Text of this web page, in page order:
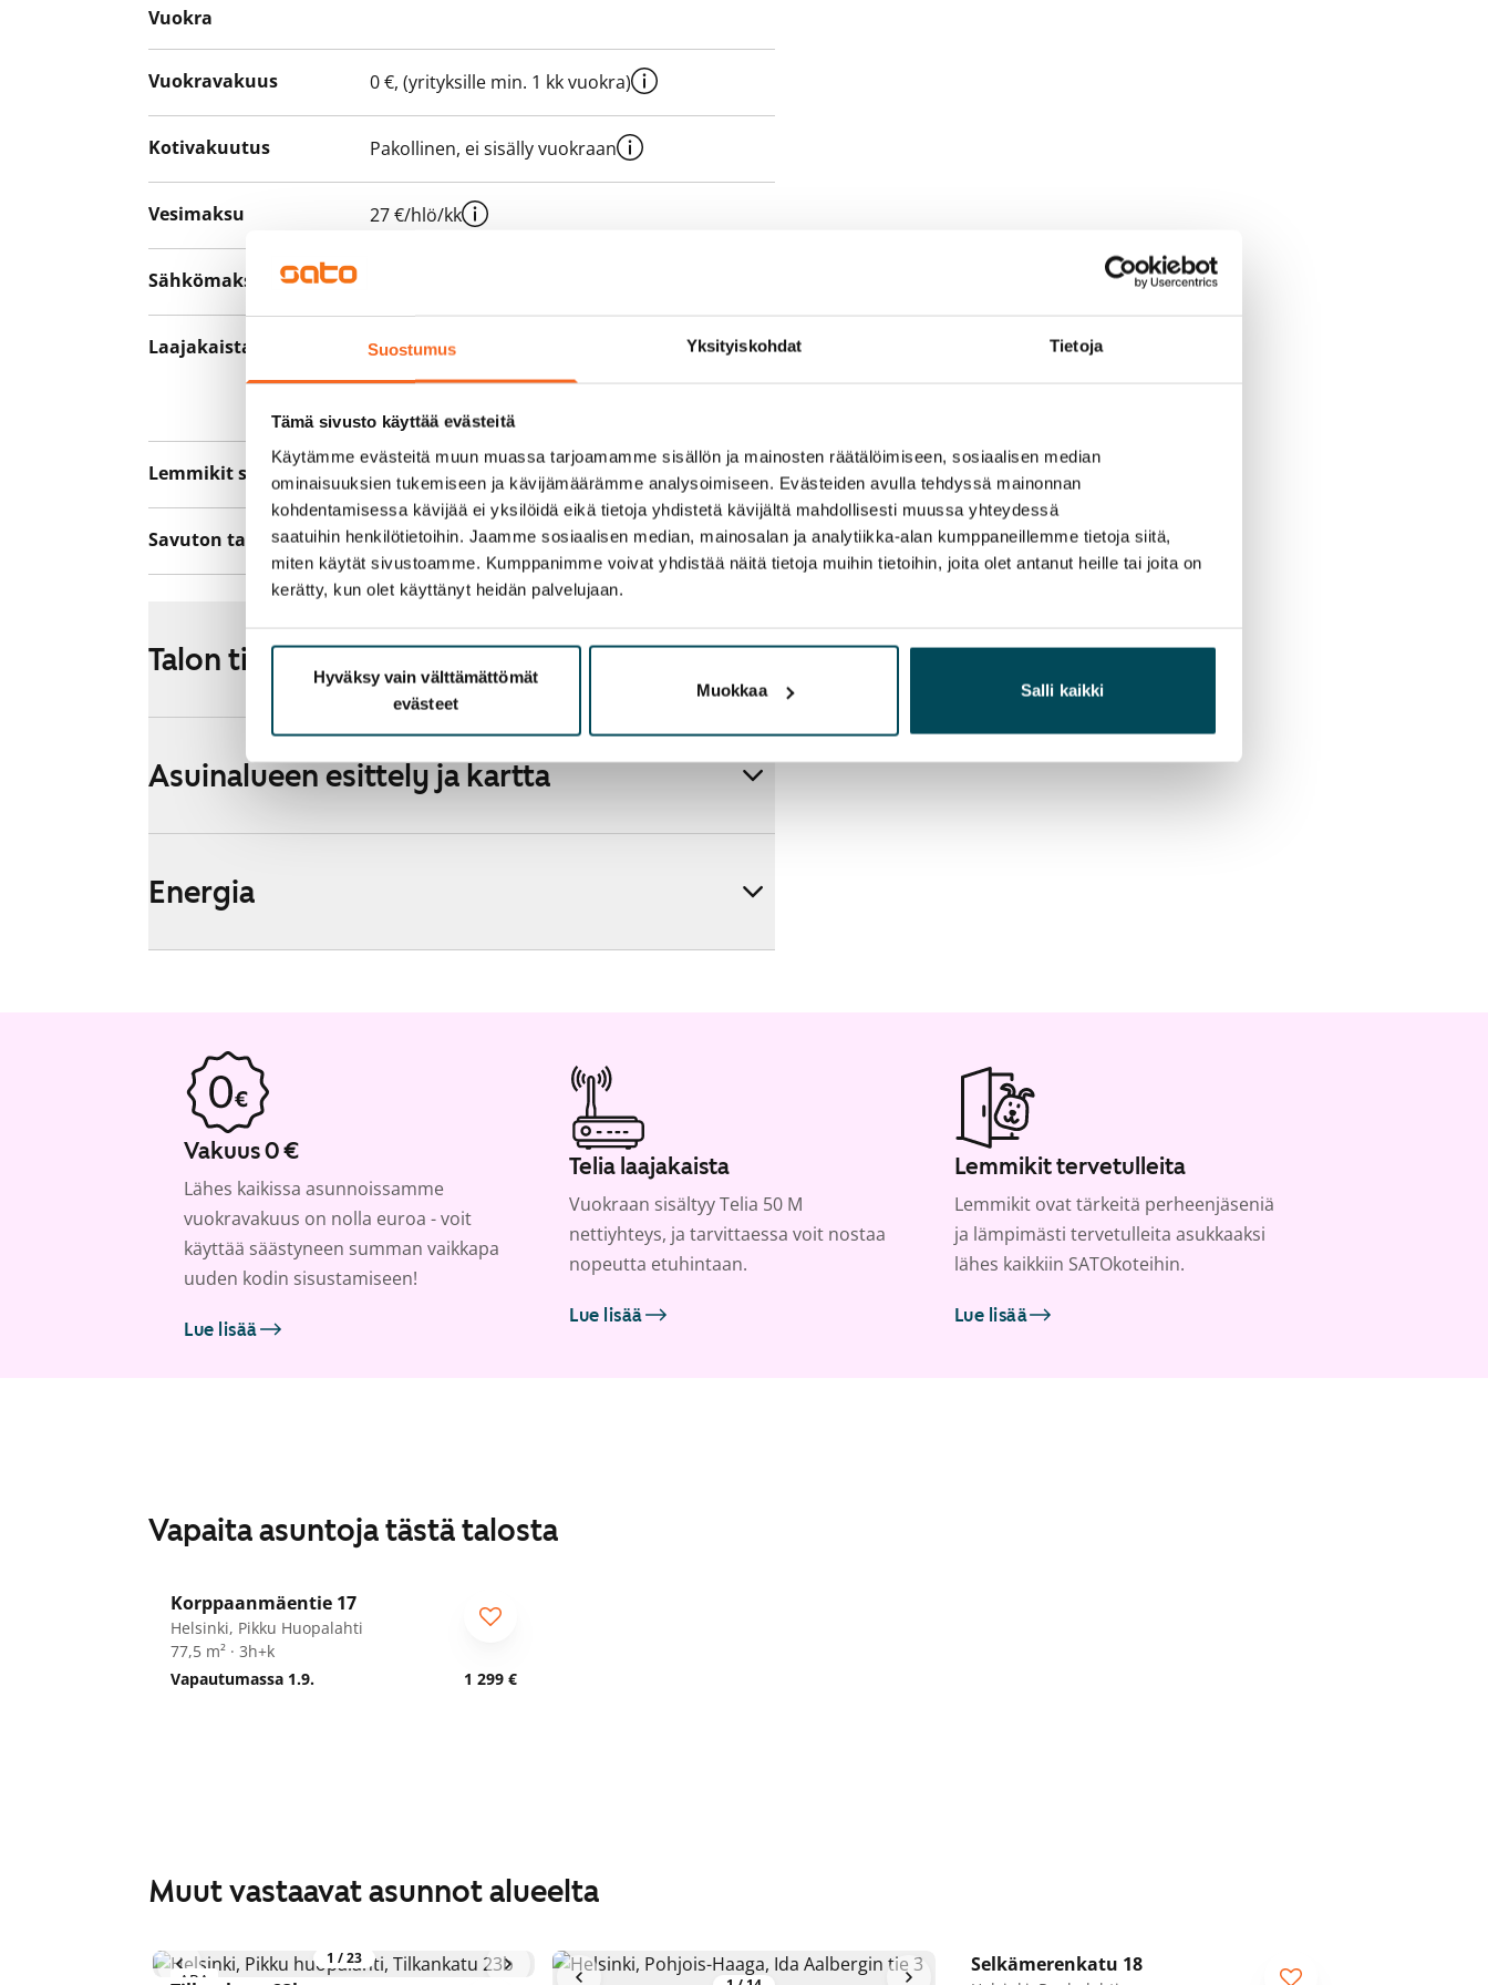
Suostumus Yksityiskohdat Tietoja
Tämä sivusto käyttää evästeitä
Käytämme evästeitä muun muassa tarjoamamme sisällön ja mainosten räätälöimiseen, sosiaalisen median
ominaisuuksien tukemiseen ja kävijämäärämme analysoimiseen. Evästeiden avulla tehdyssä mainonnan
kohdentamisessa kävijää ei yksilöidä eikä tietoja yhdistetä kävijältä mahdollisesti muussa yhteydessä
saatuihin henkilötietoihin. Jaamme sosiaalisen median, mainosalan ja analytiikka-alan kumppaneillemme tietoja siitä,
miten käytät sivustoamme. Kumppanimme voivat yhdistää näitä tietoja muihin tietoihin, joita olet antanut heille tai joita on
kerätty, kun olet käyttänyt heidän palvelujaan.
Hyväksy vain välttämättömät
evästeet
Muokkaa Salli kaikki
Vuokra
Vuokravakuus 0 €, (yrityksille min. 1 kk vuokra)
Kotivakuutus Pakollinen, ei sisälly vuokraan
Vesimaksu 27 €/hlö/kk
Sähkömaksu
Laajakaista
Vuokraan sisältyy 50 M laajakaistaliittymä. Voit
hankkia lisänopeutta etuhintaan ottamalla
Lemmikit sallittu Kyllä
Savuton talo Ei
Talon tiedot
Asuinalueen esittely ja kartta
Energia
Vakuus 0 €
Lähes kaikissa asunnoissamme
vuokravakuus on nolla euroa - voit
käyttää säästyneen summan vaikkapa
uuden kodin sisustamiseen!
Lue lisää
Telia laajakaista
Vuokraan sisältyy Telia 50 M
nettiyhteys, ja tarvittaessa voit nostaa
nopeutta etuhintaan.
Lue lisää
Lemmikit tervetulleita
Lemmikit ovat tärkeitä perheenjäseniä
ja lämpimästi tervetulleita asukkaaksi
lähes kaikkiin SATOkoteihin.
Lue lisää
Vapaita asuntoja tästä talosta
Korppaanmäentie 17
Helsinki, Pikku Huopalahti
77,5 m² · 3h+k
Vapautumassa 1.9.
1 299 €
Muut vastaavat asunnot alueelta
1 /23
ARA ARA
Selkämerenkatu 18